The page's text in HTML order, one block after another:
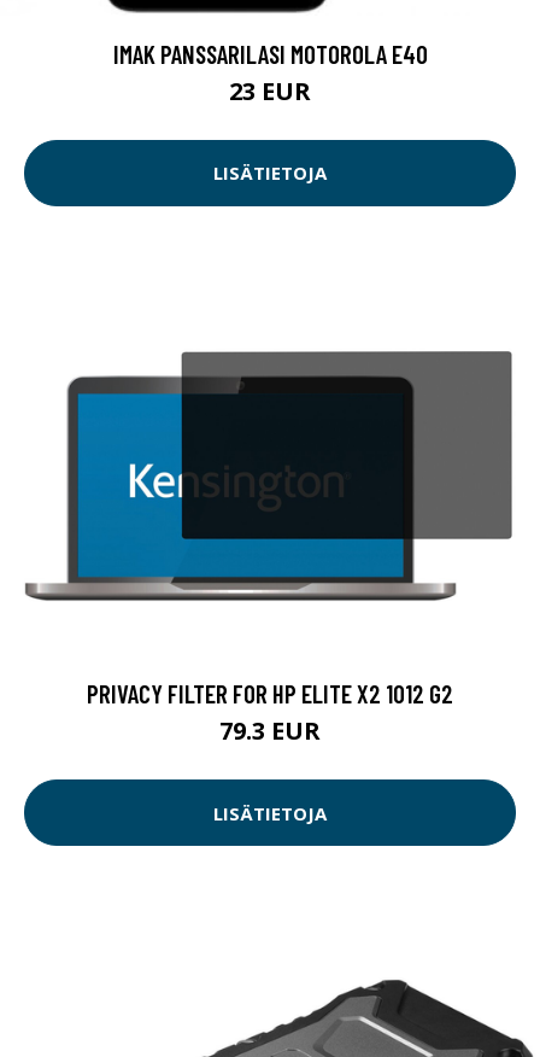
IMAK PANSSARILASI MOTOROLA E40
23 EUR
LISÄTIETOJA
PRIVACY FILTER FOR HP ELITE X2 1012 G2
79.3 EUR
LISÄTIETOJA